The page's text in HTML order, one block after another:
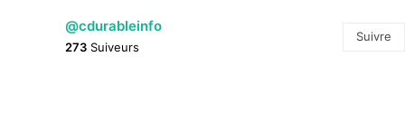
@cdurableinfo
273 Suiveurs
Suivre